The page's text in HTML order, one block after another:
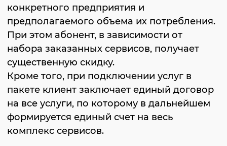
конкретного предприятия и
предполагаемого объема их потребления.
При этом абонент, в зависимости от
набора заказанных сервисов, получает
существенную скидку.
Кроме того, при подключении услуг в
пакете клиент заключает единый договор
на все услуги, по которому в дальнейшем
формируется единый счет на весь
комплекс сервисов.